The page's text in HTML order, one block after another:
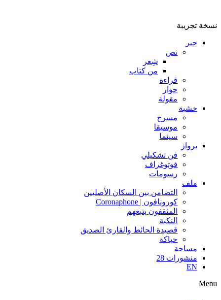
نسخة تجريبة
حبر
نص
شِعر
من كتاب
قراءة
حوار
مقولة
خشبة
مسرح
موسيقا
سينما
برواز
فن تشكيلي
فوتوغراف
رسومات
ملف
التضامن بين السكان الأصليين
كورونافون | Coronaphone
المثقفون يتبعهم
النكبة
قصيدة الحائط والقارئ الصديق
حياكة
مساحة
منشورات 28
EN
Menu